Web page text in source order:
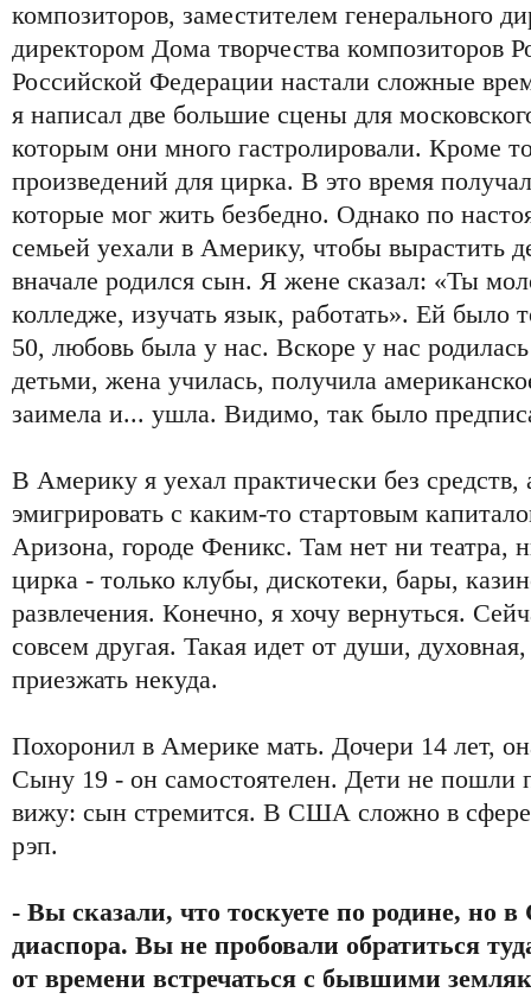
композиторов, заместителем генерального
директором Дома творчества композиторов
Российской Федерации настали сложные
я написал две большие сцены для
которым они много гастролировали. Кроме
произведений для цирка. В это время
которые мог жить безбедно. Однако по
семьей уехали в Америку, чтобы вырастить
вначале родился сын. Я жене сказал: «Ты
колледже, изучать язык, работать». Ей было
50, любовь была у нас. Вскоре у нас
детьми, жена училась, получила
заимела и... ушла. Видимо, так было
В Америку я уехал практически без средств,
эмигрировать с каким-то стартовым
Аризона, городе Феникс. Там нет ни театра,
цирка - только клубы, дискотеки, бары,
развлечения. Конечно, я хочу вернуться.
совсем другая. Такая идет от души,
приезжать некуда.
Похоронил в Америке мать. Дочери 14 лет,
Сыну 19 - он самостоятелен. Дети не пошли
вижу: сын стремится. В США сложно в сфере
рэп.
- Вы сказали, что тоскуете по родине, но
диаспора. Вы не пробовали обратиться
от времени встречаться с бывшими